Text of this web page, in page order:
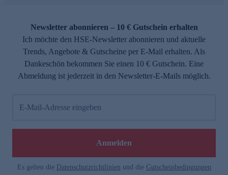
Newsletter abonnieren – 10 € Gutschein erhalten
Ich möchte den HSE-Newsletter abonnieren und aktuelle
Trends, Angebote & Gutscheine per E-Mail erhalten. Als
Dankeschön bekommen Sie einen 10 € Gutschein. Eine
Abmeldung ist jederzeit in den Newsletter-E-Mails möglich.
E-Mail-Adresse eingeben
Anmelden
Es gelten die Datenschutzrichtlinien und die Gutscheinbedingungen